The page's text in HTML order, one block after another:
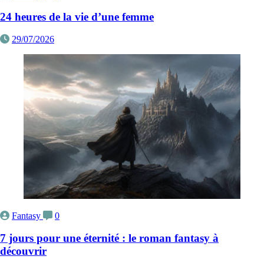
24 heures de la vie d’une femme
29/07/2026
Fantasy 0
7 jours pour une éternité : le roman fantasy à
découvrir